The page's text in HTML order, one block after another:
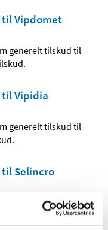
Vipdomet
generelt tilskud til
Vipidia
generelt tilskud til
Selincro
generelt tilskud til
tilskud.